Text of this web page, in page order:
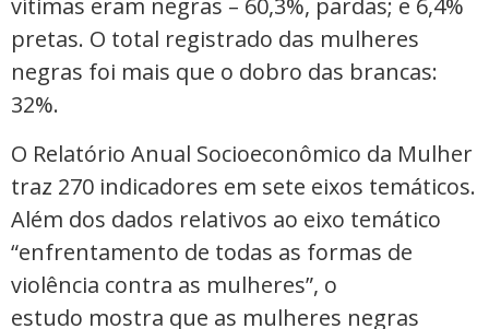
vítimas eram negras – 60,3%, pardas; e 6,4%
pretas. O total registrado das mulheres
negras foi mais que o dobro das brancas:
32%.
O Relatório Anual Socioeconômico da Mulher
traz 270 indicadores em sete eixos temáticos.
Além dos dados relativos ao eixo temático
“enfrentamento de todas as formas de
violência contra as mulheres”, o
estudo mostra que as mulheres negras